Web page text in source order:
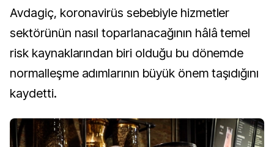
Avdagiç, koronavirüs sebebiyle hizmetler
sektörünün nasıl toparlanacağının hâlâ temel
risk kaynaklarından biri olduğu bu dönemde
normalleşme adımlarının büyük önem taşıdığını
kaydetti.